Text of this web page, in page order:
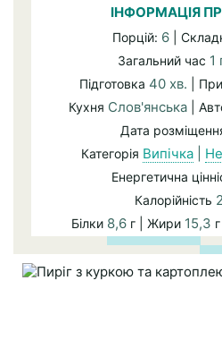
ІНФОРМАЦІЯ
Порцій: 6 |
Загальний час 1
Підготовка 40 хв. |
Кухня Слов'янська |
Дата
Категорія Випічка
Енергетична
Калорійність
Білки 8,6 г | Жири 15,3